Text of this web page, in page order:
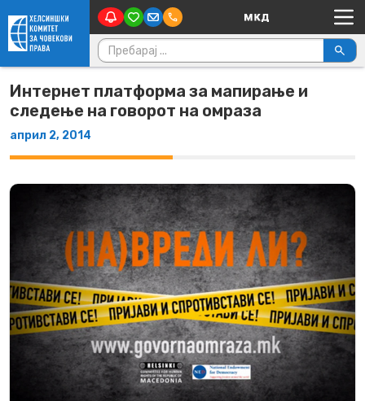
Skip to content Main Navigation
Пребарувај за:
Интернет платформа за мапирање и
следење на говорот на омраза
април 2, 2014